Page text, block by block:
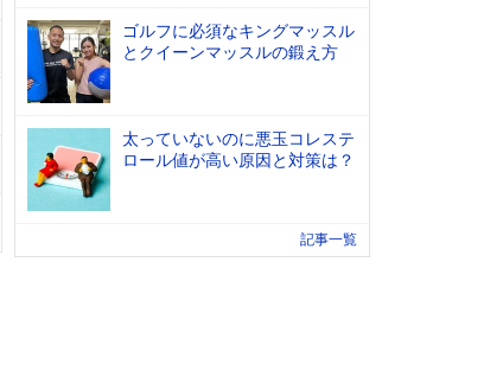
ゴルフに必須なキングマッスル
とクイーンマッスルの鍛え方
太っていないのに悪玉コレステ
ロール値が高い原因と対策は？
記事一覧